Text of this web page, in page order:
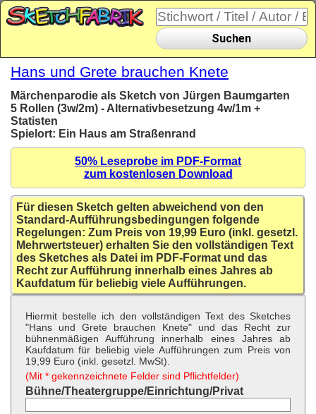
Suchen
Hans und Grete brauchen Knete
Märchenparodie als Sketch von Jürgen Baumgarten
5 Rollen (3w/2m) - Alternativbesetzung 4w/1m +
Statisten
Spielort: Ein Haus am Straßenrand
50% Leseprobe im PDF-Format
zum kostenlosen Download
Für diesen Sketch gelten abweichend von den
Standard-Aufführungsbedingungen folgende
Regelungen: Zum Preis von 19,99 Euro (inkl. gesetzl.
Mehrwertsteuer) erhalten Sie den vollständigen Text
des Sketches als Datei im PDF-Format und das
Recht zur Aufführung innerhalb eines Jahres ab
Kaufdatum für beliebig viele Aufführungen.
Hiermit bestelle ich den vollständigen Text des Sketches
"Hans und Grete brauchen Knete" und das Recht zur
bühnenmäßigen Aufführung innerhalb eines Jahres ab
Kaufdatum für beliebig viele Aufführungen zum Preis von
19,99 Euro (inkl. gesetzl. MwSt).
(Mit * gekennzeichnete Felder sind Pflichtfelder)
Bühne/Theatergruppe/Einrichtung/Privat